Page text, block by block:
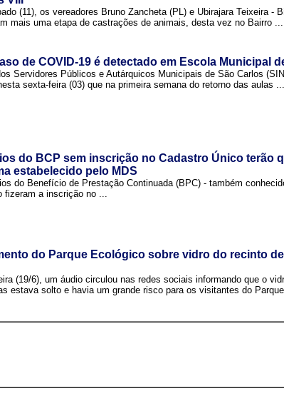
(11), os vereadores Bruno Zancheta (PL) e Ubirajara Teixeira -
mais uma etapa de castrações de animais, desta vez no Bairro ...
de COVID-19 é detectado em Escola Municipal
Servidores Públicos e Autárquicos Municipais de São Carlos
sexta-feira (03) que na primeira semana do retorno das aulas ...
do BCP sem inscrição no Cadastro Único terão
estabelecido pelo MDS
do Benefício de Prestação Continuada (BPC) - também
fizeram a inscrição no ...
do Parque Ecológico sobre vidro do recinto
(19/6), um áudio circulou nas redes sociais informando que o
estava solto e havia um grande risco para os visitantes do